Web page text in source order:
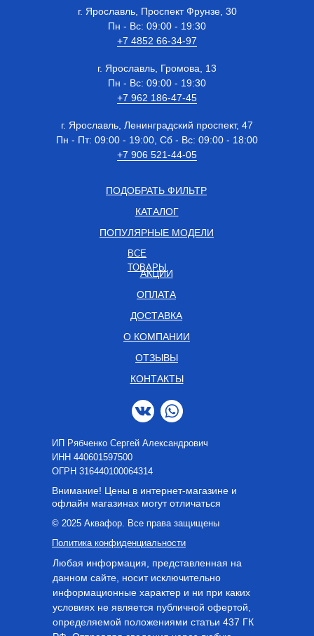
© 2025 Аквафор. Все права защищены
Политика конфиденциальности
КАТАЛОГ
О КОМПАНИИ
КОНТАКТЫ
ОПЛАТА
Внимание! Цены в интернет-магазине и
офлайн магазинах могут отличаться
г. Ярославль, Проспект Фрунзе, 30
Пн - Вс: 09:00 - 19:30
+7 4852 66-34-97
г. Ярославль, Ленинградский проспект, 47
Пн - Пт: 09:00 - 19:00, Сб - Вс: 09:00 - 18:00
+7 906 521-44-05
АКЦИИ
ПОПУЛЯРНЫЕ МОДЕЛИ
ДОСТАВКА
ОТЗЫВЫ
ВСЕ
ТОВАРЫ
г. Ярославль, Громова, 13
Пн - Вс: 09:00 - 19:30
+7 962 186-47-45
Любая информация, представленная на
данном сайте, носит исключительно
информационные характер и ни при каких
условиях не является публичной офертой,
определяемой положениями статьи 437 ГК
ПОДОБРАТЬ ФИЛЬТР
ИП Рябченко Сергей Александрович
ИНН 440601597500
OГРН 316440100064314